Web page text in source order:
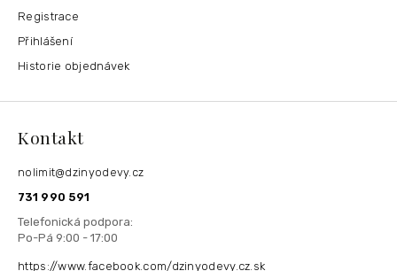
Registrace
Přihlášení
Historie objednávek
Kontakt
nolimit@dzinyodevy.cz
731 990 591
https://www.facebook.com/dzinyodevy.cz.sk